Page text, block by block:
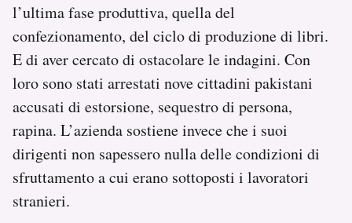
l’ultima fase produttiva, quella del
confezionamento, del ciclo di produzione di libri.
E di aver cercato di ostacolare le indagini. Con
loro sono stati arrestati nove cittadini pakistani
accusati di estorsione, sequestro di persona,
rapina. L’azienda sostiene invece che i suoi
dirigenti non sapessero nulla delle condizioni di
sfruttamento a cui erano sottoposti i lavoratori
stranieri.